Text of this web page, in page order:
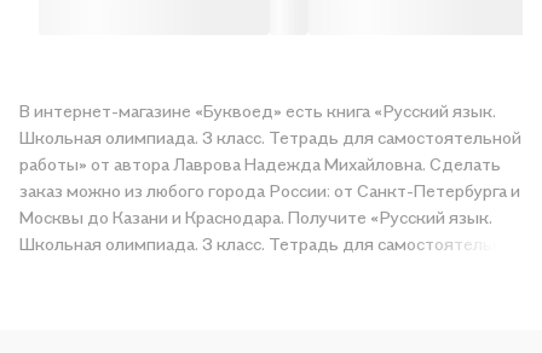
В интернет-магазине «Буквоед» есть книга «Русский язык.
Школьная олимпиада. 3 класс. Тетрадь для самостоятельной
работы» от автора Лаврова Надежда Михайловна. Сделать
заказ можно из любого города России: от Санкт-Петербурга и
Москвы до Казани и Краснодара. Получите «Русский язык.
Школьная олимпиада. 3 класс. Тетрадь для самостоятельной